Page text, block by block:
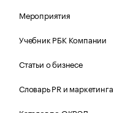
Мероприятия
Учебник РБК Компании
Статьи о бизнесе
Словарь PR и маркетинга